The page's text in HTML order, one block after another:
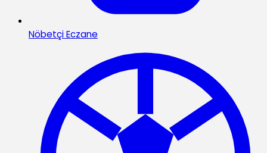
Nöbetçi Eczane